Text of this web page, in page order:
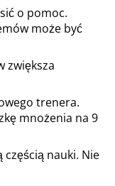
o pomoc.
może być
zwiększa
trenera.
mnożenia na 9
częścią nauki. Nie